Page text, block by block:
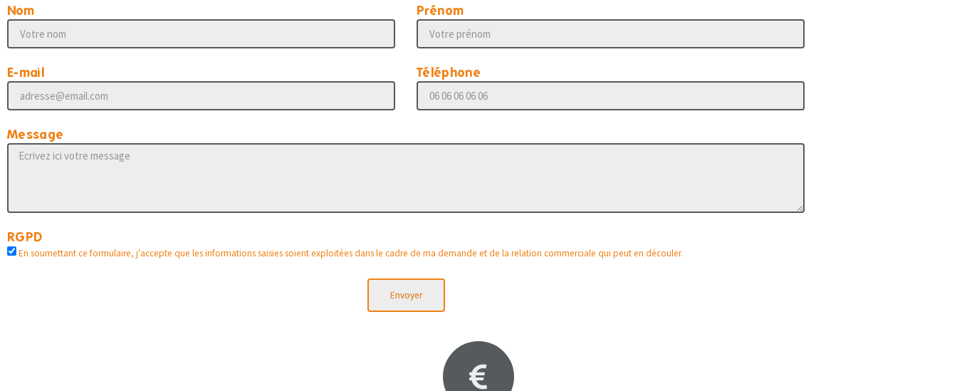
Nom Prénom
E-mail Téléphone
Message
RGPD
En soumettant ce formulaire, j'accepte que les informations saisies soient exploitées dans le cadre de ma demande et de la relation commerciale qui peut en découler.
Envoyer